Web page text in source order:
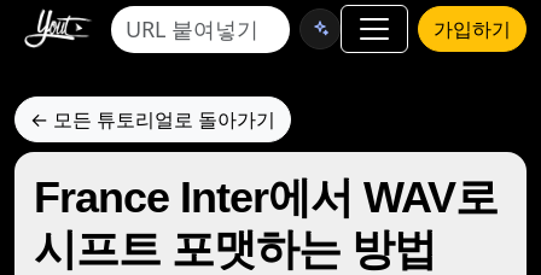
가입하기
← 모든 튜토리얼로 돌아가기
France Inter에서 WAV로
시프트 포맷하는 방법